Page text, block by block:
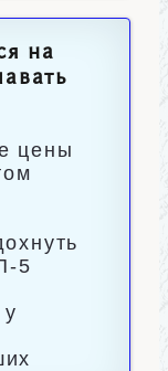
на
цены
5